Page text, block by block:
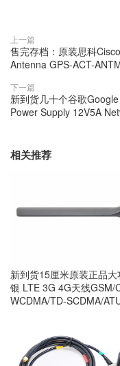
上一篇
售完存档：原装思科
Antenna GPS-ACT-
下一篇
新到货几十个谷歌
Power Supply 12V5A
相关推荐
新到货15厘米原装正品
银 LTE 3G 4G天线GSM/
WCDMA/TD-SCDMA/